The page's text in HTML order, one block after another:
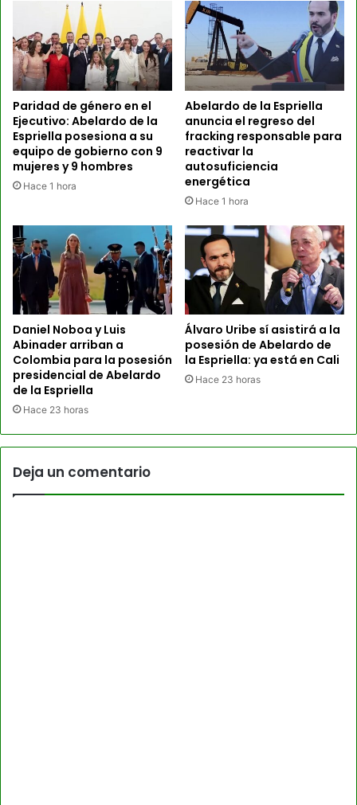
Paridad de género en el
Ejecutivo: Abelardo de la
Espriella posesiona a su
equipo de gobierno con 9
mujeres y 9 hombres
Hace 1 hora
Abelardo de la Espriella
anuncia el regreso del
fracking responsable para
reactivar la
autosuficiencia
energética
Hace 1 hora
Daniel Noboa y Luis
Abinader arriban a
Colombia para la posesión
presidencial de Abelardo
de la Espriella
Hace 23 horas
Álvaro Uribe sí asistirá a la
posesión de Abelardo de
la Espriella: ya está en Cali
Hace 23 horas
Deja un comentario